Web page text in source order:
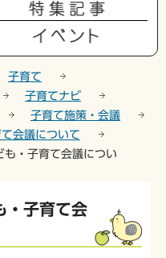
子育て
子育てナビ
子育て施策・会議
会議について
・子育て会議につい
・子育て会